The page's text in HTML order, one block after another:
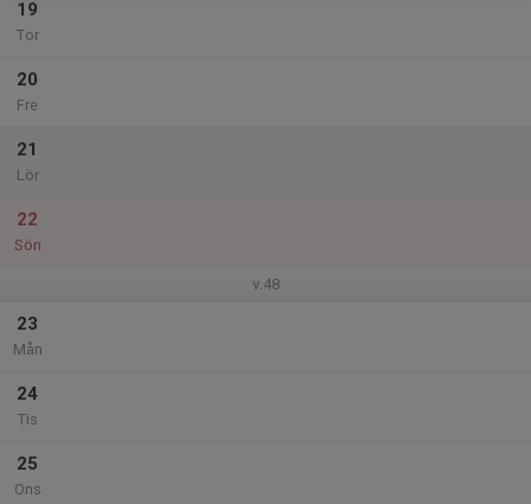
19
Tor
20
Fre
21
Lör
22
Sön
v.48
23
Mån
24
Tis
25
Ons